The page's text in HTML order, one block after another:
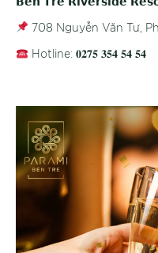
708 Nguyễn Văn Tư,
Hotline: 𝟎𝟐𝟕𝟓 𝟑𝟓𝟒 𝟓𝟒 𝟓𝟒